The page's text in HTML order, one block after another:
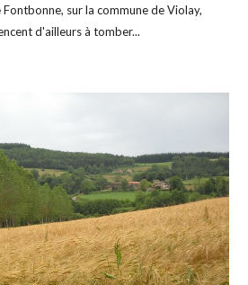
sur la commune de Violay,
d'ailleurs à tomber...